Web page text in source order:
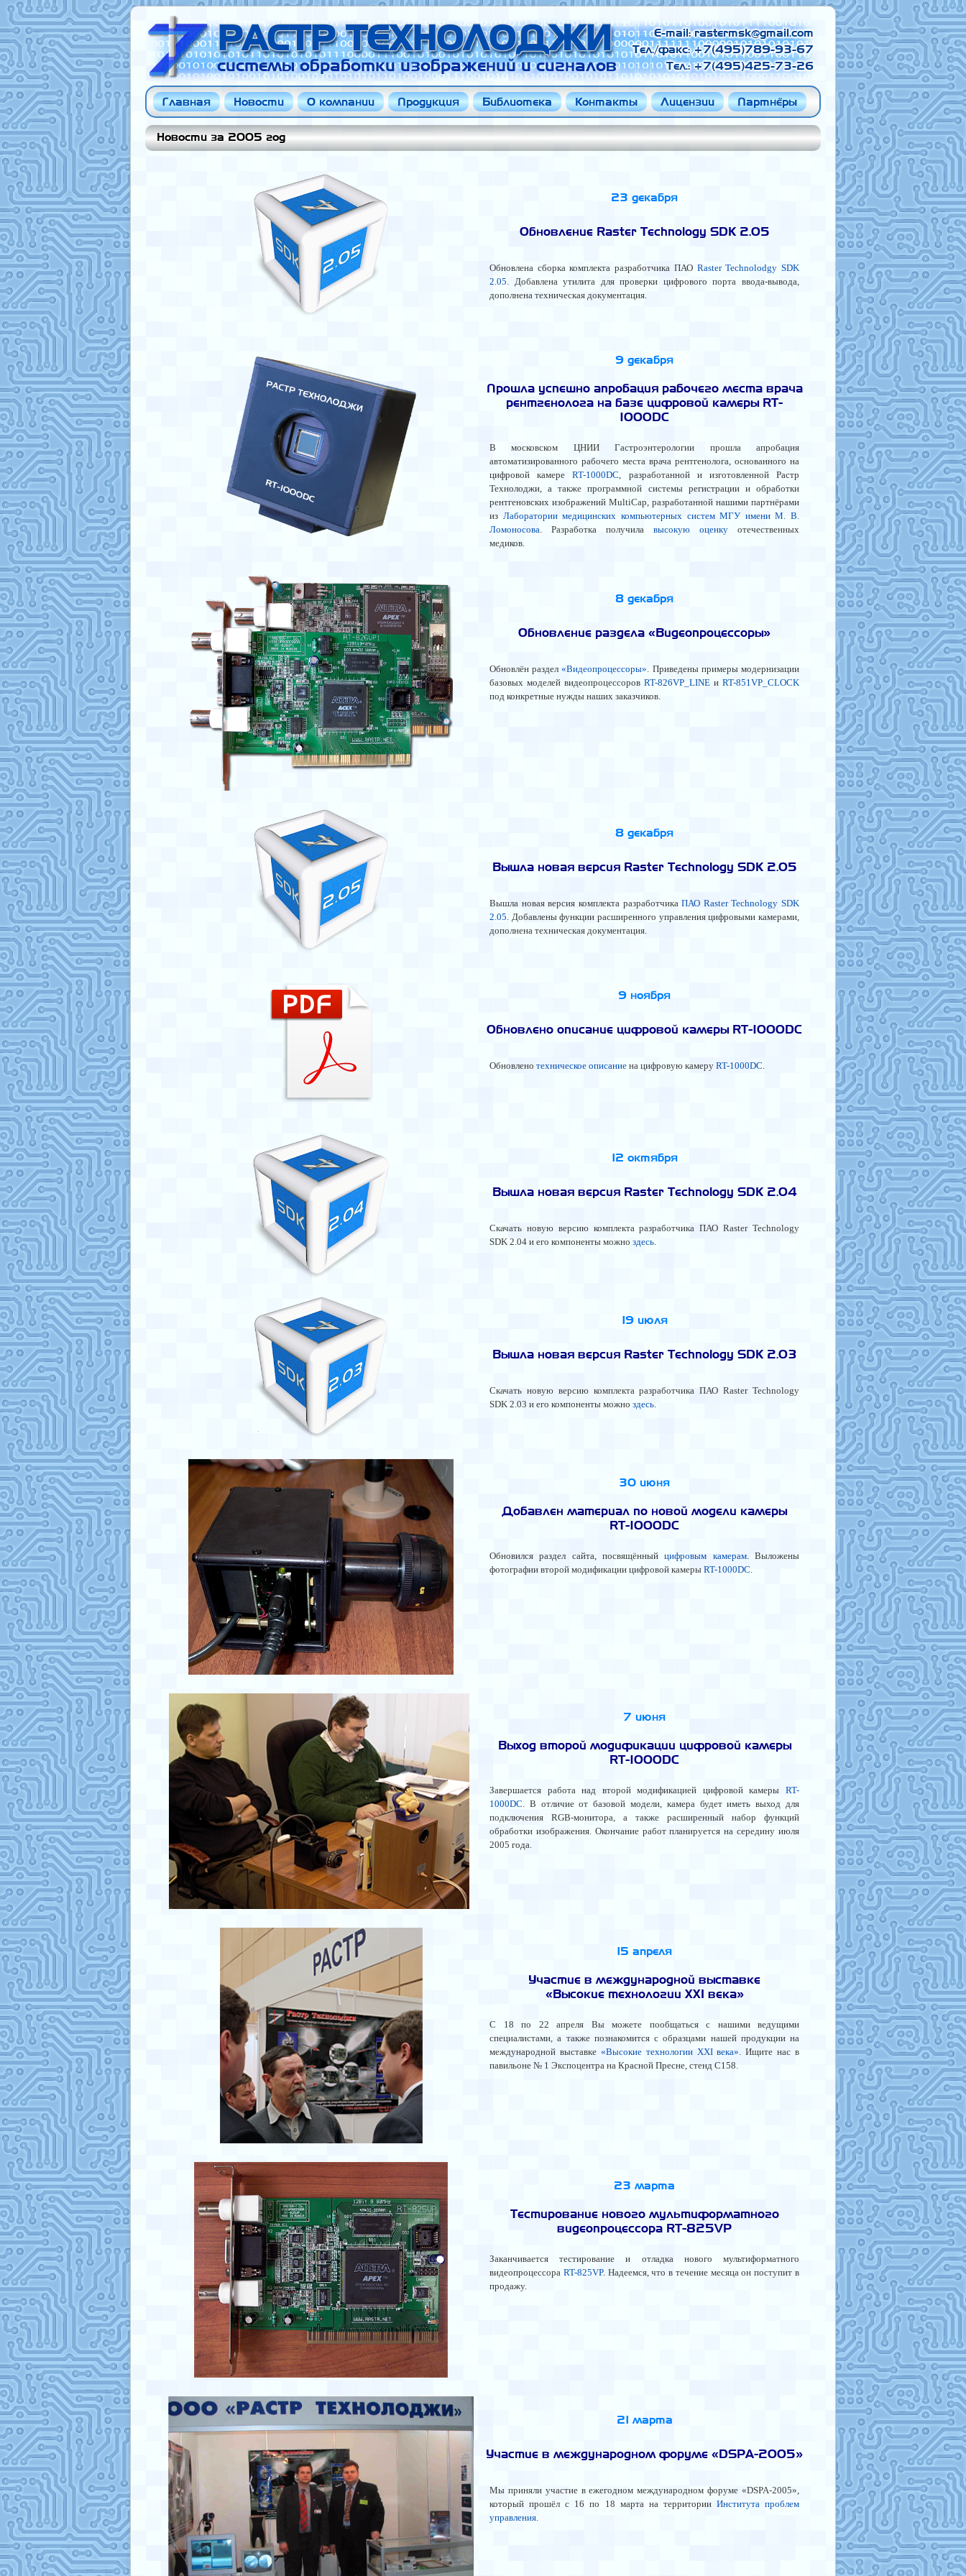
E-mail:
Тел./факс: +7(495)789-93-67
Тел.: +7(495)425-73-26
РАСТР ТЕХНОЛОДЖИ
системы обработки изображений и сигналов
Главная Новости О компании Продукция Библиотека Контакты Лицензии Партнёры
Новости за 2005 год
23 декабря
Обновление Raster Technology SDK 2.05
Обновлена сборка комплекта разработчика ПАО Raster Technolodgy SDK
2.05. Добавлена утилита для проверки цифрового порта ввода-вывода,
дополнена техническая документация.
9 декабря
Прошла успешно апробация рабочего места врача
рентгенолога на базе цифровой камеры RT-
1000DC
В московском ЦНИИ Гастроэнтерологии прошла апробация
автоматизированного рабочего места врача рентгенолога, основанного на
цифровой камереRT-1000DC, разработанной и изготовленной Растр
Технолоджи, а также программной системы регистрации и обработки
рентгеновских изображений MultiCap, разработанной нашими партнёрами
из Лаборатории медицинских компьютерных систем МГУ имени М. В.
Ломоносова. Разработка получила высокую оценку отечественных
медиков.
8 декабря
Обновление раздела «Видеопроцессоры»
Обновлён раздел«Видеопроцессоры». Приведены примеры модернизации
базовых моделей видеопроцессоров RT-826VP_LINE и RT-851VP_CLOCK
под конкретные нужды наших заказчиков.
8 декабря
Вышла новая версия Raster Technology SDK 2.05
Вышла новая версия комплекта разработчикаПАО Raster Technology SDK
2.05. Добавлены функции расширенного управления цифровыми камерами,
дополнена техническая документация.
9 ноября
Обновлено описание цифровой камеры RT-1000DC
Обновлено техническое описание на цифровую камеру RT-1000DC.
12 октября
Вышла новая версия Raster Technology SDK 2.04
Скачать новую версию комплекта разработчика ПАО Raster Technology
SDK 2.04 и его компоненты можно здесь.
19 июля
Вышла новая версия Raster Technology SDK 2.03
Скачать новую версию комплекта разработчика ПАО Raster Technology
SDK 2.03 и его компоненты можно здесь.
30 июня
Добавлен материал по новой модели камеры
RT-1000DC
Обновился раздел сайта, посвящённыйцифровым камерам. Выложены
фотографии второй модификации цифровой камеры RT-1000DC.
7 июня
Выход второй модификации цифровой камеры
RT-1000DC
Завершается работа над второй модификацией цифровой камеры RT-
1000DC. В отличие от базовой модели, камера будет иметь выход для
подключения RGB-монитора, а также расширенный набор функций
обработки изображения. Окончание работ планируется на середину июля
2005 года.
15 апреля
Участие в международной выставке
«Высокие технологии XXI века»
С 18 по 22 апреля Вы можете пообщаться с нашими ведущими
специалистами, а также познакомится с образцами нашей продукции на
международной выставке «Высокие технологии XXI века». Ищите нас в
павильоне № 1 Экспоцентра на Красной Пресне, стенд С158.
23 марта
Тестирование нового мультиформатного
видеопроцессора RT-825VP
Заканчивается тестирование и отладка нового мультиформатного
видеопроцессора RT-825VP. Надеемся, что в течение месяца он поступит в
продажу.
21 марта
Участие в международном форуме «DSPA-2005»
Мы приняли участие в ежегодном международном форуме «DSPA-2005»,
который прошёл с 16 по 18 марта на территории Института проблем
управления.